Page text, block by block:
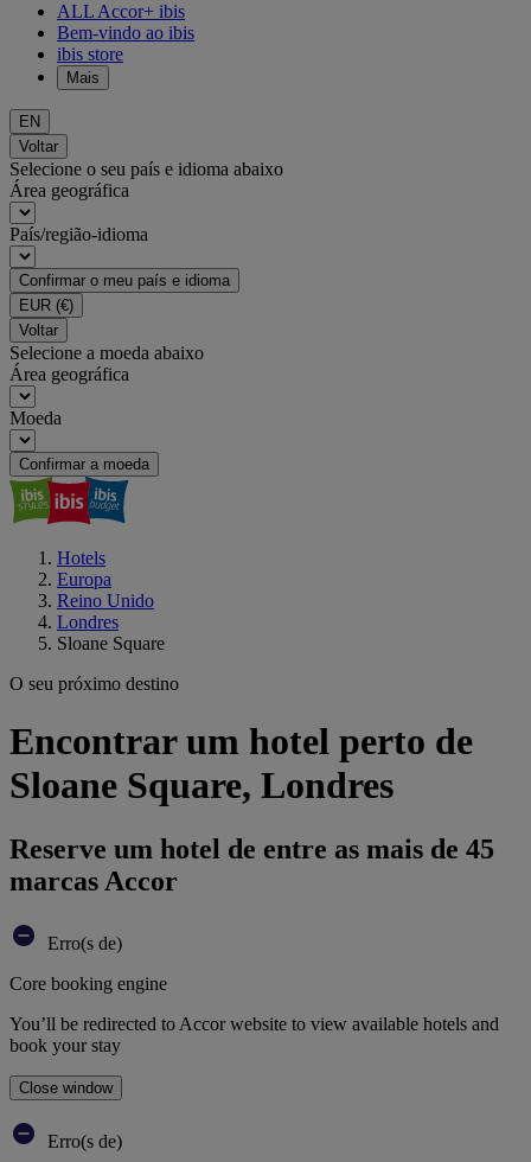
ALL Accor+ ibis
Bem-vindo ao ibis
ibis store
Mais
EN
Voltar
Selecione o seu país e idioma abaixo
Área geográfica
País/região-idioma
Confirmar o meu país e idioma
EUR (€)
Voltar
Selecione a moeda abaixo
Área geográfica
Moeda
Confirmar a moeda
Hotels
Europa
Reino Unido
Londres
Sloane Square
O seu próximo destino
Encontrar um hotel perto de
Sloane Square, Londres
Reserve um hotel de entre as mais de 45
marcas Accor
Erro(s de)
Core booking engine
You’ll be redirected to Accor website to view available hotels and
book your stay
Close window
Erro(s de)